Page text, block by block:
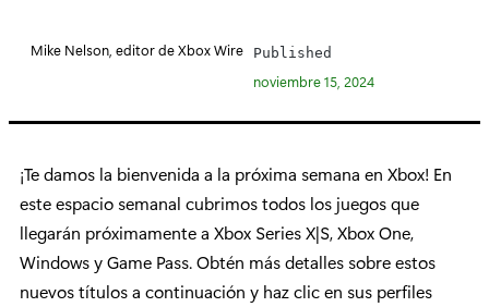
Mike Nelson, editor de Xbox Wire Published
noviembre 15, 2024
¡Te damos la bienvenida a la próxima semana en Xbox! En
este espacio semanal cubrimos todos los juegos que
llegarán próximamente a Xbox Series X|S, Xbox One,
Windows y Game Pass. Obtén más detalles sobre estos
nuevos títulos a continuación y haz clic en sus perfiles